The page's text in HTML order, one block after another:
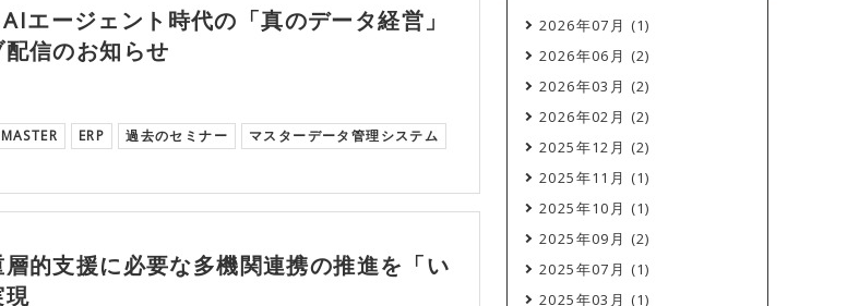
エージェント時代の「真のデータ経営」
信のお知らせ
ERP 過去のセミナー
マスターデータ管理システム
層的支援に必要な多機関連携の推進を「い
現
2026年07月 (1)
2026年06月 (2)
2026年03月 (2)
2026年02月 (2)
2025年12月 (2)
2025年11月 (1)
2025年10月 (1)
2025年09月 (2)
2025年07月 (1)
2025年03月 (1)